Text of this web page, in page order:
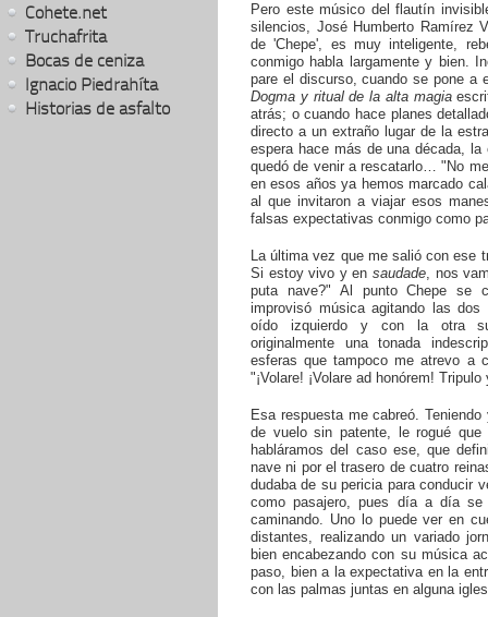
Cohete.net
Truchafrita
Bocas de ceniza
Ignacio Piedrahíta
Historias de asfalto
Pero este músico del flautín
silencios, José Humberto Ramírez
de 'Chepe', es muy inteligente,
conmigo habla largamente y bien.
pare el discurso, cuando se pone a
Dogma y ritual de la alta magia
atrás; o cuando hace planes
directo a un extraño lugar de la
espera hace más de una década,
quedó de venir a rescatarlo… "No
en esos años ya hemos marcado
al que invitaron a viajar esos
falsas expectativas conmigo como
La última vez que me salió con ese
Si estoy vivo y en saudade, nos
puta nave?" Al punto Chepe se
improvisó música agitando las
oído izquierdo y con la otra
originalmente una tonada
esferas que tampoco me atrevo a
"¡Volare! ¡Volare ad honórem!
Esa respuesta me cabreó.
de vuelo sin patente, le rogué
habláramos del caso ese, que
nave ni por el trasero de cuatro
dudaba de su pericia para conducir
como pasajero, pues día a día se
caminando. Uno lo puede ver en
distantes, realizando un variado
bien encabezando con su música
paso, bien a la expectativa en la
con las palmas juntas en alguna